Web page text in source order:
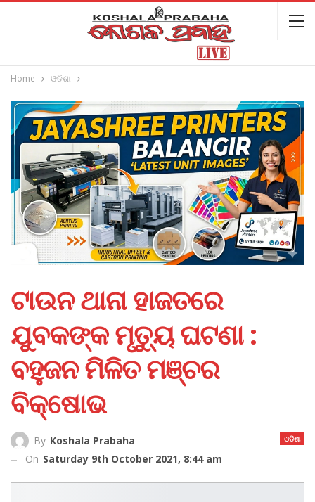
Home ଓଡିଶା
ଟାଉନ ଥାନା ହାଜତରେ
ଯୁବକଙ୍କ ମୃତ୍ୟୁ ଘଟଣା :
ବହୁଜନ ମିଳିତ ମଞ୍ଚର
ବିକ୍ଷୋଭ
ଓଡିଶା
By Koshala Prabaha
On Saturday 9th October 2021, 8:44 am